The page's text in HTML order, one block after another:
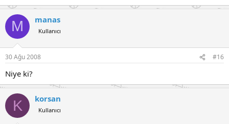
M manas
Kullanıcı
30 Ağu 2008 #16
Niye ki?
K korsan
Kullanıcı